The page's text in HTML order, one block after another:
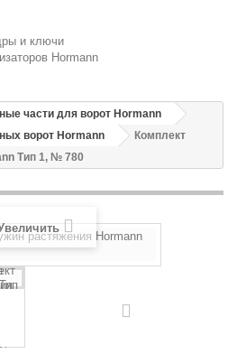
и ключи
Hormann
части для ворот Hormann
ворот Hormann
Комплект
Тип 1, № 780